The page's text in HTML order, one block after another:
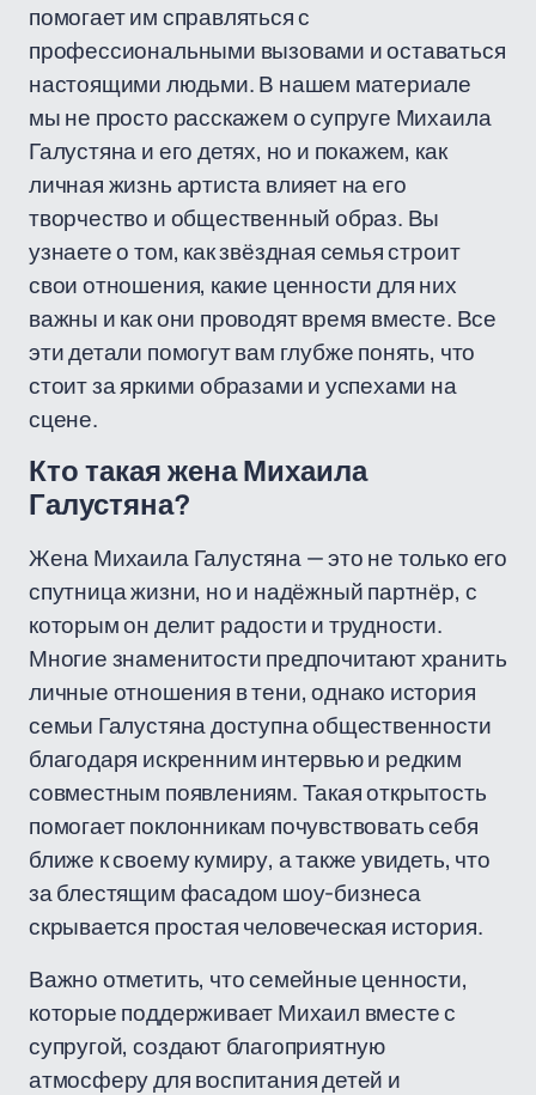
помогает им справляться с
профессиональными вызовами и оставаться
настоящими людьми. В нашем материале
мы не просто расскажем о супруге Михаила
Галустяна и его детях, но и покажем, как
личная жизнь артиста влияет на его
творчество и общественный образ. Вы
узнаете о том, как звёздная семья строит
свои отношения, какие ценности для них
важны и как они проводят время вместе. Все
эти детали помогут вам глубже понять, что
стоит за яркими образами и успехами на
сцене.
Кто такая жена Михаила
Галустяна?
Жена Михаила Галустяна — это не только его
спутница жизни, но и надёжный партнёр, с
которым он делит радости и трудности.
Многие знаменитости предпочитают хранить
личные отношения в тени, однако история
семьи Галустяна доступна общественности
благодаря искренним интервью и редким
совместным появлениям. Такая открытость
помогает поклонникам почувствовать себя
ближе к своему кумиру, а также увидеть, что
за блестящим фасадом шоу-бизнеса
скрывается простая человеческая история.
Важно отметить, что семейные ценности,
которые поддерживает Михаил вместе с
супругой, создают благоприятную
атмосферу для воспитания детей и